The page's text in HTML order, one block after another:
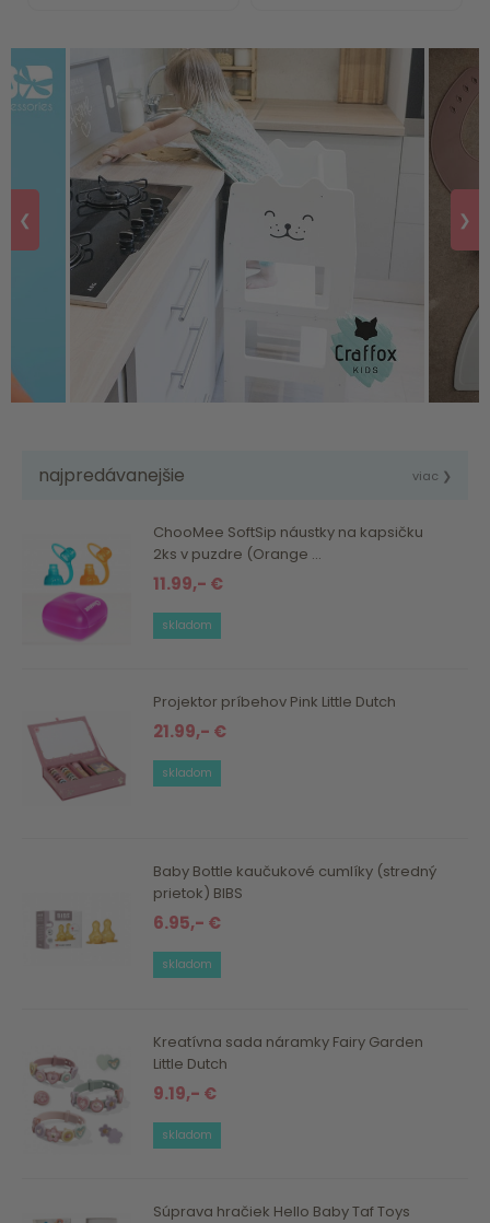
❮ ❯
najpredávanejšie viac ❯
ChooMee SoftSip náustky na kapsičku
2ks v puzdre (Orange ...
11.99,- €
skladom
Projektor príbehov Pink Little Dutch
21.99,- €
skladom
Baby Bottle kaučukové cumlíky (stredný
prietok) BIBS
6.95,- €
skladom
Kreatívna sada náramky Fairy Garden
Little Dutch
9.19,- €
skladom
Súprava hračiek Hello Baby Taf Toys